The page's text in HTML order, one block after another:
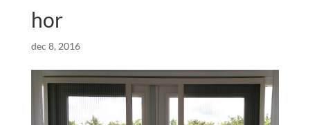
hor
dec 8, 2016